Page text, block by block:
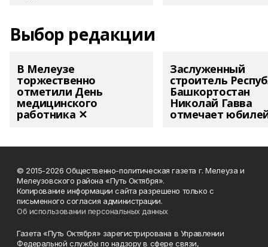
Выбор редакции
В Мелеузе
торжественно
отметили День
медицинского
работника ✕
Заслуженный
строитель
Башкортостан
Николай Гавва
отмечает
© 2015-2026 Общественно-политическая газета г. Мелеуза и
Мелеузовского района «Путь Октября».
Копирование информации сайта разрешено только с
письменного согласия администрации.
Об использовании персональных данных
Газета «Путь Октября» зарегистрирована в Управлении
Федеральной службы по надзору в сфере связи,